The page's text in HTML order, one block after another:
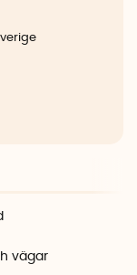
vägar